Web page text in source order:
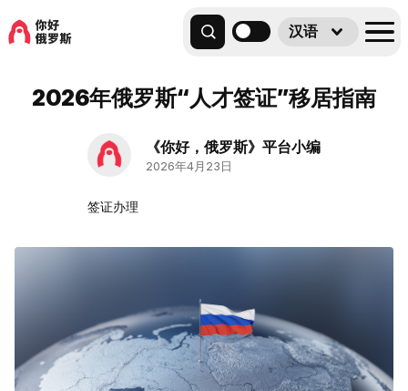
汉语
2026年俄罗斯“人才签证”移居指南
《你好，俄罗斯》平台小编
2026年4月23日
签证办理